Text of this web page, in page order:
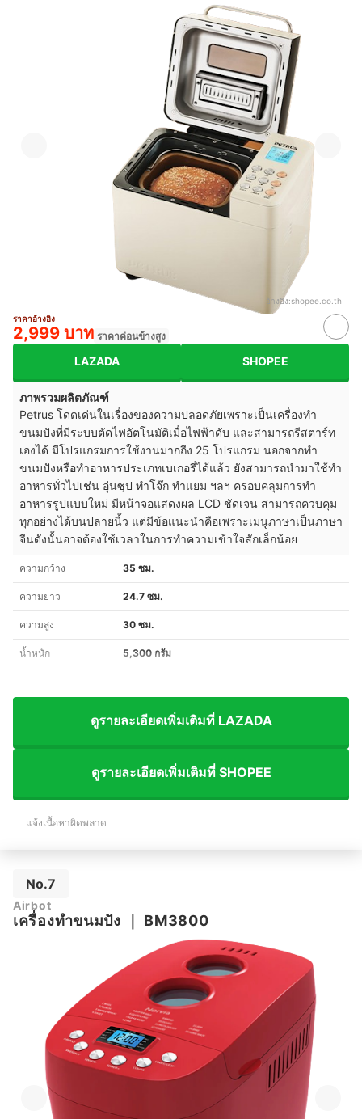
อ้างอิง:shopee.co.th
ราคาอ้างอิง
2,999 บาท ราคาค่อนข้างสูง
LAZADA SHOPEE
ภาพรวมผลิตภัณฑ์
Petrus โดดเด่นในเรื่องของความปลอดภัยเพราะเป็นเครื่องทำ
ขนมปังที่มีระบบตัดไฟอัตโนมัติเมื่อไฟฟ้าดับ และสามารถรีสตาร์ท
เองได้ มีโปรแกรมการใช้งานมากถีง 25 โปรแกรม นอกจากทำ
ขนมปังหรือทำอาหารประเภทเบเกอรี่ได้แล้ว ยังสามารถนำมาใช้ทำ
อาหารทั่วไปเช่น อุ่นซุป ทำโจ๊ก ทำแยม ฯลฯ ครอบคลุมการทำ
อาหารรูปแบบใหม่ มีหน้าจอแสดงผล LCD ชัดเจน สามารถควบคุม
ทุกอย่างได้บนปลายนิ้ว แต่มีข้อแนะนำคือเพราะเมนูภาษาเป็นภาษา
จีนดังนั้นอาจต้องใช้เวลาในการทำความเข้าใจสักเล็กน้อย
ความกว้าง 35 ซม.
ความยาว 24.7 ซม.
ความสูง 30 ซม.
น้ำหนัก 5,300 กรัม
ดูรายละเอียดเพิ่มเติมที่ LAZADA
ดูรายละเอียดเพิ่มเติมที่ SHOPEE
แจ้งเนื้อหาผิดพลาด
No.7
Airbot
เครื่องทำขนมปัง BM3800